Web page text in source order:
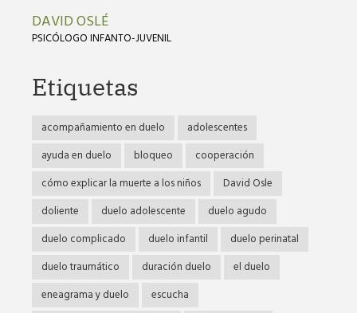
DAVID OSLÉ
PSICÓLOGO INFANTO-JUVENIL
Etiquetas
acompañamiento en duelo
adolescentes
ayuda en duelo
bloqueo
cooperación
cómo explicar la muerte a los niños
David Osle
doliente
duelo adolescente
duelo agudo
duelo complicado
duelo infantil
duelo perinatal
duelo traumático
duración duelo
el duelo
eneagrama y duelo
escucha